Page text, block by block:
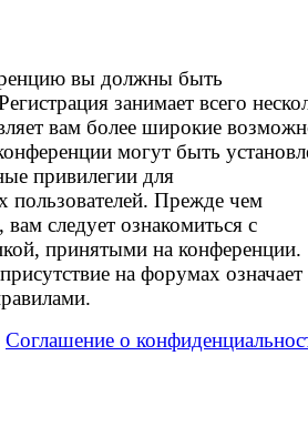
вы должны быть
занимает всего
вам более широкие
могут быть
привилегии для
пользователей. Прежде чем
вам следует ознакомиться с
принятыми на конференции.
на форумах означает
Соглашение о